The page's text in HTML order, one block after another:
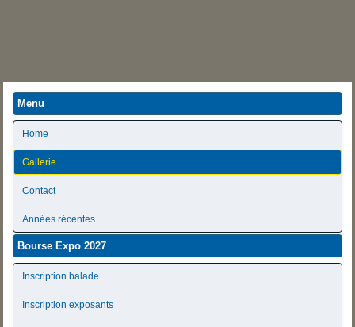
Menu
Home
Gallerie
Contact
Années récentes
Bourse Expo 2027
Inscription balade
Inscription exposants